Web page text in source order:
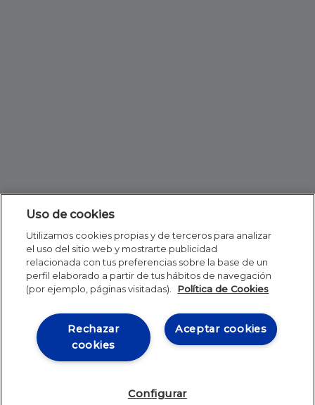
Uso de cookies
Utilizamos cookies propias y de terceros para analizar
el uso del sitio web y mostrarte publicidad
relacionada con tus preferencias sobre la base de un
perfil elaborado a partir de tus hábitos de navegación
(por ejemplo, páginas visitadas).
Política de Cookies
Aceptar cookies
Rechazar
cookies
Configurar